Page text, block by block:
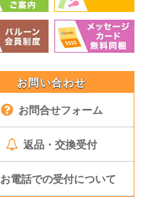
お問い合わせ
お問合せフォーム
返品・交換受付
お電話での受付について